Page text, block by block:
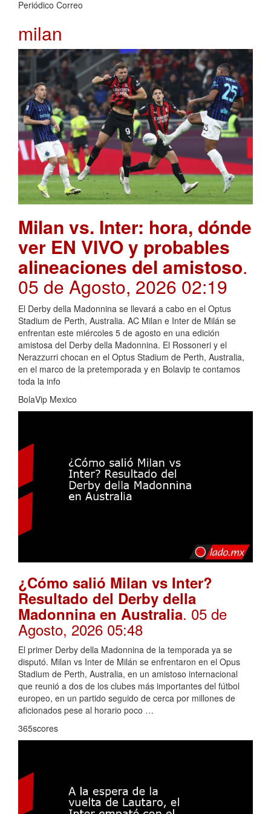
Periódico Correo
milan
Milan vs. Inter: hora, dónde
ver EN VIVO y probables
alineaciones del amistoso.
05 de Agosto, 2026 02:19
El Derby della Madonnina se llevará a cabo en el Optus
Stadium de Perth, Australia. AC Milan e Inter de Milán se
enfrentan este miércoles 5 de agosto en una edición
amistosa del Derby della Madonnina. El Rossoneri y el
Nerazzurri chocan en el Optus Stadium de Perth, Australia,
en el marco de la pretemporada y en Bolavip te contamos
toda la info
BolaVip Mexico
¿Cómo salió Milan vs Inter?
Resultado del Derby della
Madonnina en Australia. 05 de
Agosto, 2026 05:48
El primer Derby della Madonnina de la temporada ya se
disputó. Milan vs Inter de Milán se enfrentaron en el Opus
Stadium de Perth, Australia, en un amistoso internacional
que reunió a dos de los clubes más importantes del fútbol
europeo, en un partido seguido de cerca por millones de
aficionados pese al horario poco …
365scores